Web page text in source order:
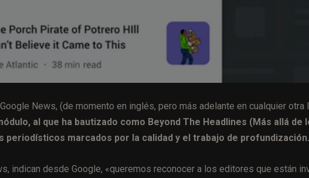
News, (de momento en inglés, pero más adelante en cualquier otra
al que ha bautizado como Beyond The Headlines (Más allá de
marcados por la calidad y el trabajo de profundización.
indican desde Google, «queremos reconocer a los editores que están